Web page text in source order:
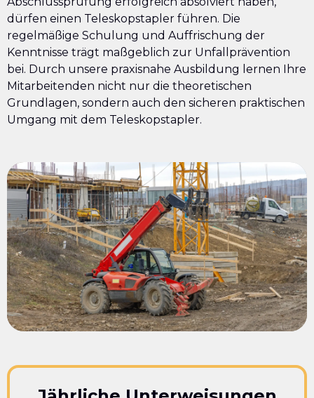
dürfen einen Teleskopstapler führen. Die
regelmäßige Schulung und Auffrischung der
Kenntnisse trägt maßgeblich zur Unfallprävention
bei. Durch unsere praxisnahe Ausbildung lernen Ihre
Mitarbeitenden nicht nur die theoretischen
Grundlagen, sondern auch den sicheren praktischen
Umgang mit dem Teleskopstapler.